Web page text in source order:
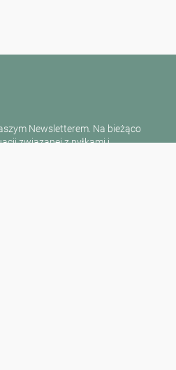
Newsletterem. Na bieżąco
związanej z pyłkami i